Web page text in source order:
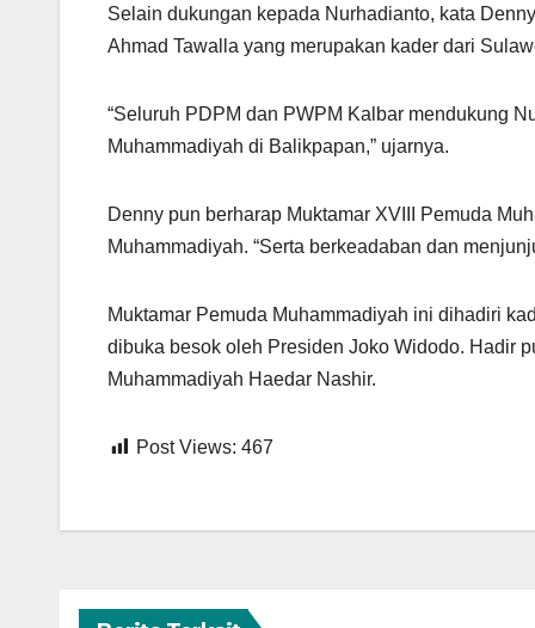
Selain dukungan kepada Nurhadianto, kata
Ahmad Tawalla yang merupakan kader dari
“Seluruh PDPM dan PWPM Kalbar mendukung
Muhammadiyah di Balikpapan,” ujarnya.
Denny pun berharap Muktamar XVIII Pemuda
Muhammadiyah. “Serta berkeadaban dan
Muktamar Pemuda Muhammadiyah ini dihadiri
dibuka besok oleh Presiden Joko Widodo. Hadir
Muhammadiyah Haedar Nashir.
Post Views: 467